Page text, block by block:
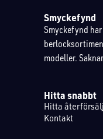
Smyckefynd
Smyckefynd
modeller.
Hitta snabbt
Hitta
Kontakt